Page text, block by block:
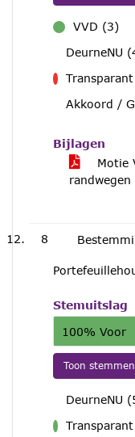
VVD (3)
DeurneNU
Akkoord /
Bijlagen
Motie
8
Stemuitslag
100% Voor
Toon stemmen
DeurneNU